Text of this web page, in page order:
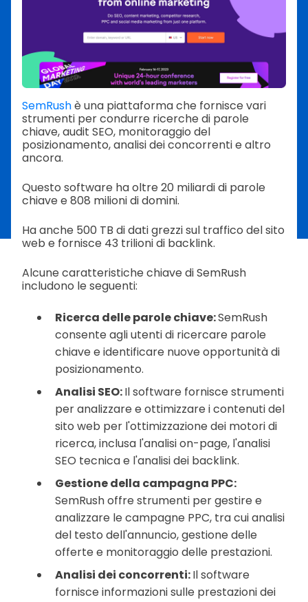
SemRushè una piattaforma che fornisce vari
strumenti per condurre ricerche di parole
chiave, audit SEO, monitoraggio del
posizionamento, analisi dei concorrenti e altro
ancora.
Questo software ha oltre 20 miliardi di parole
chiave e 808 milioni di domini.
Ha anche 500 TB di dati grezzi sul traffico del sito
web e fornisce 43 trilioni di backlink.
Alcune caratteristiche chiave di SemRush
includono le seguenti:
Ricerca delle parole chiave:SemRush
consente agli utenti di ricercare parole
chiave e identificare nuove opportunità di
posizionamento.
Analisi SEO:Il software fornisce strumenti
per analizzare e ottimizzare i contenuti del
sito web per l'ottimizzazione dei motori di
ricerca, inclusa l'analisi on-page, l'analisi
SEO tecnica e l'analisi dei backlink.
Gestione della campagna PPC:
SemRush offre strumenti per gestire e
analizzare le campagne PPC, tra cui analisi
del testo dell'annuncio, gestione delle
offerte e monitoraggio delle prestazioni.
Analisi dei concorrenti:Il software
fornisce informazioni sulle prestazioni dei